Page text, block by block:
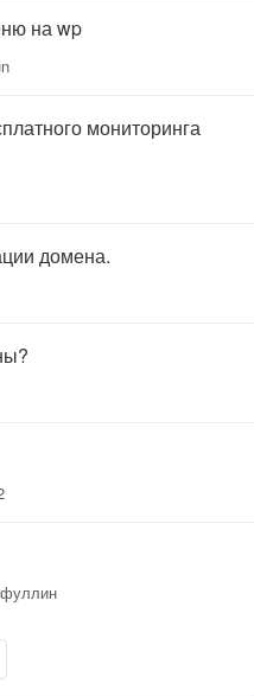
на wp
мониторинга
домена.